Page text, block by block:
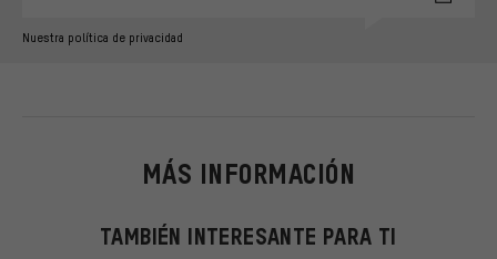
Nuestra política de privacidad
MÁS INFORMACIÓN
TAMBIÉN INTERESANTE PARA TI